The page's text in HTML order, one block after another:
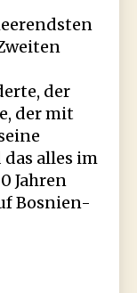
der
der mit
alles im
Jahren
Bosnien-